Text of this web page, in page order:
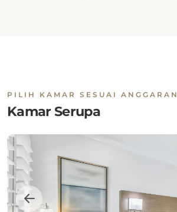
PILIH KAMAR SESUAI ANGGARAN
Kamar Serupa